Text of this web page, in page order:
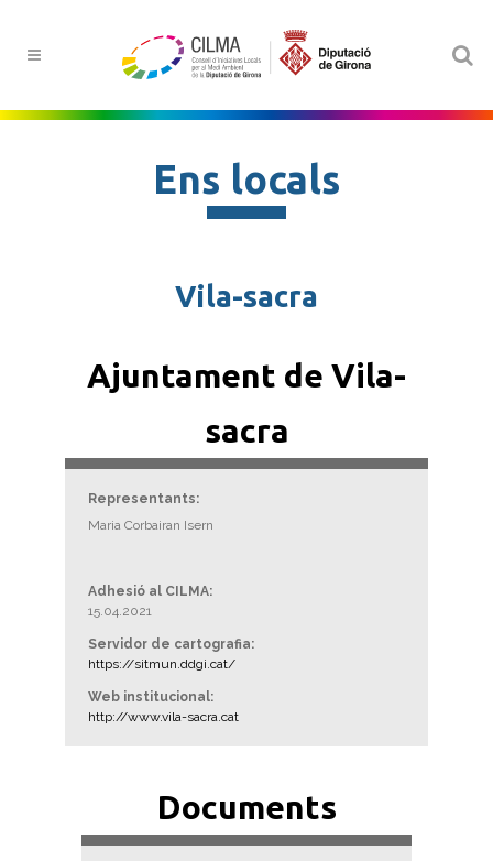
Ens locals
Vila-sacra
Ajuntament de Vila-
sacra
Representants:
Maria Corbairan Isern
Adhesió al CILMA:
15.04.2021
Servidor de cartografia:
https://sitmun.ddgi.cat/
Web institucional:
http://www.vila-sacra.cat
Documents